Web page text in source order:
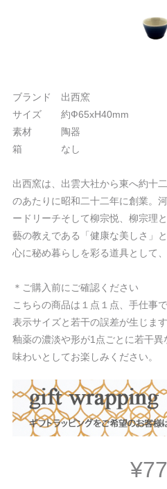
ブランド 出西窯
サイズ 約Ф65xH40mm
素材 陶器
箱 なし
出西窯は、出雲大社から東へ約十
のあたりに昭和二十二年に創業。
ードリーチそして柳宗悦、柳宗理
藝の教えである「健康な美しさ」
心に秘め暮らしを彩る道具として
＊ご購入前にご確認ください
こちらの商品は１点１点、手仕事
表示サイズと若干の誤差が生じま
釉薬の濃淡や形が1点ごとに若干
味わいとしてお楽しみください。